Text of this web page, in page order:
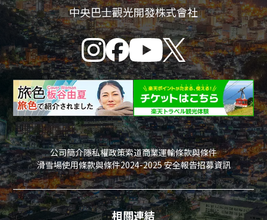
中央巴士觀光開發株式會社
公司簡介隱私權政策索道商業運輸條款與條件
滑雪場使用條款與條件2024-2025 安全報告招募資訊
相關連結